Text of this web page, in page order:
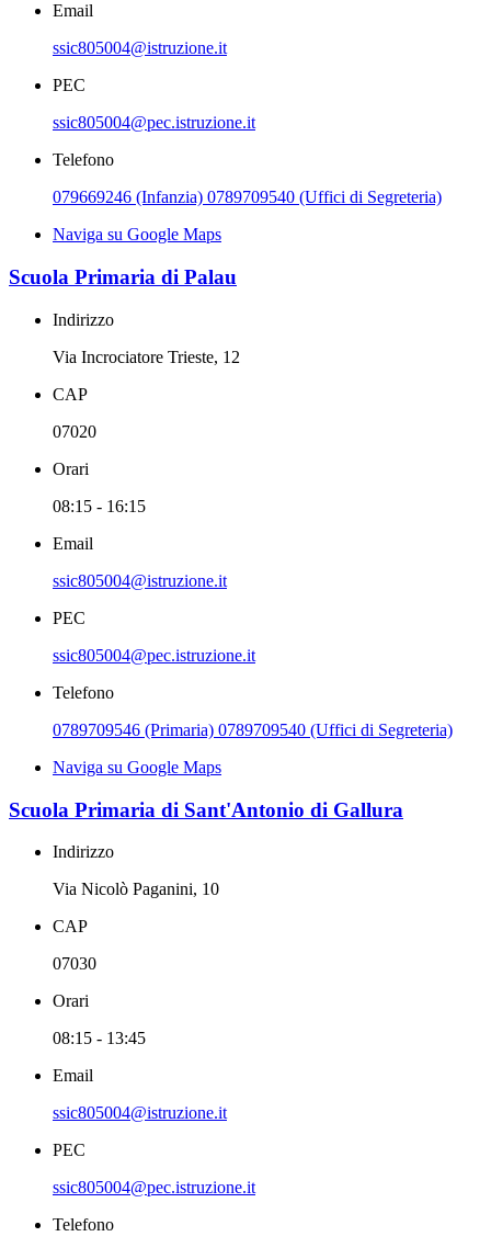
Email
ssic805004@istruzione.it
PEC
ssic805004@pec.istruzione.it
Telefono
079669246 (Infanzia) 0789709540 (Uffici di Segreteria)
Naviga su Google Maps
Scuola Primaria di Palau
Indirizzo
Via Incrociatore Trieste, 12
CAP
07020
Orari
08:15 - 16:15
Email
ssic805004@istruzione.it
PEC
ssic805004@pec.istruzione.it
Telefono
0789709546 (Primaria) 0789709540 (Uffici di Segreteria)
Naviga su Google Maps
Scuola Primaria di Sant'Antonio di Gallura
Indirizzo
Via Nicolò Paganini, 10
CAP
07030
Orari
08:15 - 13:45
Email
ssic805004@istruzione.it
PEC
ssic805004@pec.istruzione.it
Telefono